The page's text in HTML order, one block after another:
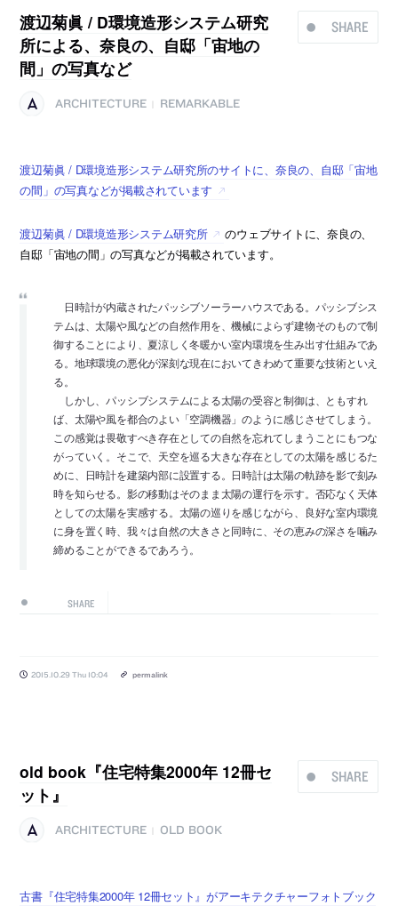
SHARE
渡辺菊眞 / D環境造形システム研究
所による、奈良の、自邸「宙地の
間」の写真など
ARCHITECTURE REMARKABLE
渡辺菊眞 / D環境造形システム研究所のサイトに、奈良の、自邸「宙地
の間」の写真などが掲載されています
渡辺菊眞 / D環境造形システム研究所
のウェブサイトに、奈良の、
自邸「宙地の間」の写真などが掲載されています。
日時計が内蔵されたパッシブソーラーハウスである。パッシブシス
テムは、太陽や風などの自然作用を、機械によらず建物そのもので制
御することにより、夏涼しく冬暖かい室内環境を生み出す仕組みであ
る。地球環境の悪化が深刻な現在においてきわめて重要な技術といえ
る。
しかし、パッシブシステムによる太陽の受容と制御は、ともすれ
ば、太陽や風を都合のよい「空調機器」のように感じさせてしまう。
この感覚は畏敬すべき存在としての自然を忘れてしまうことにもつな
がっていく。そこで、天空を巡る大きな存在としての太陽を感じるた
めに、日時計を建築内部に設置する。日時計は太陽の軌跡を影で刻み
時を知らせる。影の移動はそのまま太陽の運行を示す。否応なく天体
としての太陽を実感する。太陽の巡りを感じながら、良好な室内環境
に身を置く時、我々は自然の大きさと同時に、その恵みの深さを噛み
締めることができるであろう。
SHARE
2015.10.29 Thu 10:04 permalink
SHARE
old book『住宅特集2000年 12冊セ
ット』
ARCHITECTURE OLD BOOK
古書『住宅特集2000年 12冊セット』がアーキテクチャーフォトブック